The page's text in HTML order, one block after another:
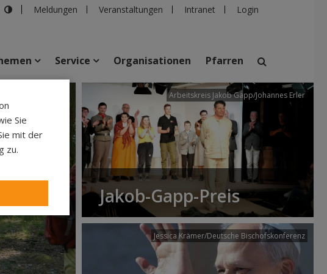
Meldungen Veranstaltungen Intranet Login
suchen
Veranstaltungen Personen Pfarren Einrichtungen
Service Organisationen Pfarren
Arbeitskreis Jakob Gapp/Johannes Erler
Jakob-Gapp-Preis
Jessica Krämer/Deutsche Bischofskonferenz
Sie
mit der
zu.